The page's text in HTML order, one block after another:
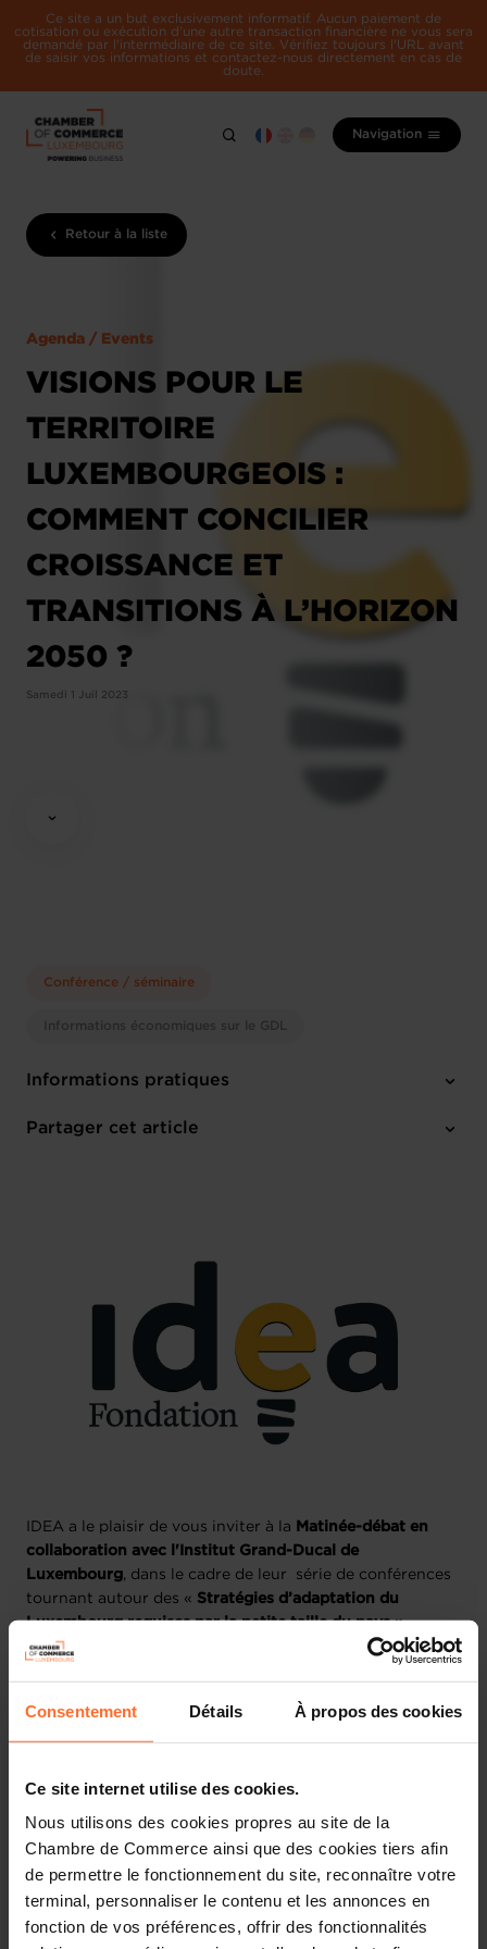
Consentement Détails À propos des cookies
Ce site internet utilise des cookies.
Nous utilisons des cookies propres au site de la
Chambre de Commerce ainsi que des cookies tiers afin
de permettre le fonctionnement du site, reconnaître votre
terminal, personnaliser le contenu et les annonces en
fonction de vos préférences, offrir des fonctionnalités
Ce site a un but exclusivement informatif. Aucun paiement de
cotisation ou exécution d'une autre transaction financière ne vous sera
demandé par l'intermédiaire de ce site. Vérifiez toujours l'URL avant
de saisir vos informations et contactez-nous directement en cas de
doute.
Navigation
Retour à la liste
Agenda / Events
VISIONS POUR LE
TERRITOIRE
LUXEMBOURGEOIS :
COMMENT CONCILIER
CROISSANCE ET
TRANSITIONS À L’HORIZON
2050 ?
Samedi 1 Juil 2023
Conférence / séminaire
Informations économiques sur le GDL
Informations pratiques
A partir de 09:30
Partager cet article
IDEA a le plaisir de vous inviter à la
Matinée-débat en
collaboration avec l'Institut Grand-Ducal de
Luxembourg, dans le cadre de leur série de conférences
tournant autour des « Stratégies d’adaptation du
Luxembourg requises par la petite taille du pays ».
Où ?Les locaux de la Chambre de Commerce, 7 rue
Alcide de Gasperi, Luxembourg.
Il s’agira de débattre des enjeux de la croissance
économique et démographique sur un territoire restreint
et de souligner les intersections et les différences entre
les réflexions que trois institutions ont récemment
Luxembourg Stratégie, direction de prospective